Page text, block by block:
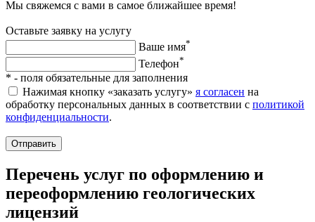
Мы свяжемся с вами в самое ближайшее время!
Оставьте заявку на услугу
Ваше имя*
Телефон*
* - поля обязательные для заполнения
Нажимая кнопку «заказать услугу» я согласен на
обработку персональных данных в соответствии с политикой
конфиденциальности.
Отправить
Перечень услуг по оформлению и
переоформлению геологических
лицензий